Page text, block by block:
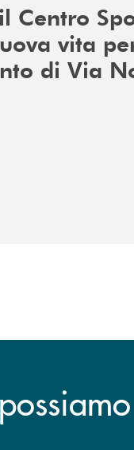
Centro
vita
di Via